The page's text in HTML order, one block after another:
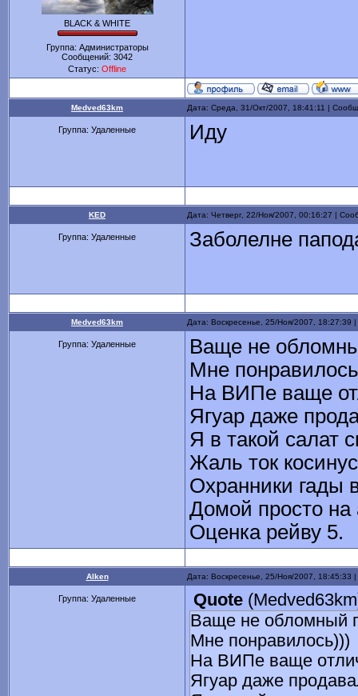
BLACK & WHITE
Группа: Администраторы
Сообщений: 3042
Статус: Offline
Medved63km Дата: Среда, 31/Окт/2007, 18:41:11 |
Группа: Удаленные Иду
KED Дата: Четверг, 22/Ноя/2007, 00:16:27 |
Группа: Удаленные Заболелне
Medved63km Дата: Воскресенье, 25/Ноя/2007,
Группа: Удаленные
Ваще не
Мне
На ВИПе ваще
Ягуар даже
Я в такой салат
Жаль ток
Охранники гады
Домой просто на
Оценка рейву 5.
Alken Дата: Воскресенье, 25/Ноя/2007,
Группа: Удаленные Quote (Medved63km
Ваще не обломный
Мне понравилось)))
На ВИПе ваще
Ягуар даже